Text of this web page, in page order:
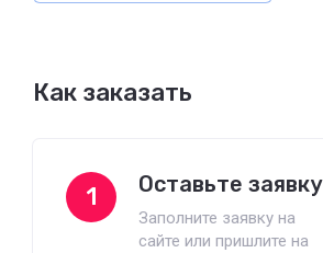
Как заказать
1 Оставьте заявку
Заполните заявку на
сайте или пришлите на